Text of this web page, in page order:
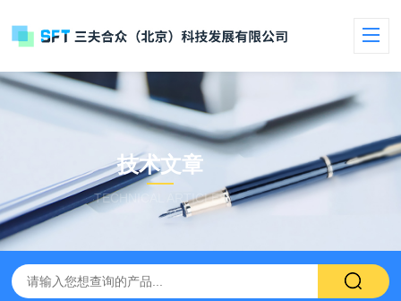
技术文章
TECHNICAL ARTICLES